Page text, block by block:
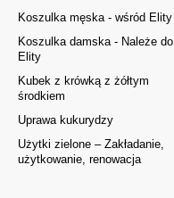
Koszulka męska - wśród Elity
Koszulka damska - Należe do
Elity
Kubek z krówką z żółtym
środkiem
Uprawa kukurydzy
Użytki zielone – Zakładanie,
użytkowanie, renowacja